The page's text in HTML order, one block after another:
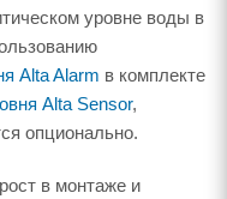
уровне воды в
Alta Alarm в комплекте
Alta Sensor,
опционально.
в монтаже и